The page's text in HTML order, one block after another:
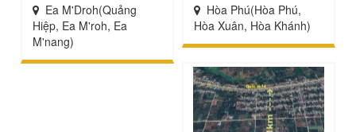
Ea M'Droh(Quảng
Hiệp, Ea M'roh, Ea
M'nang)
Hòa Phú(Hòa Phú,
Hòa Xuân, Hòa Khánh)